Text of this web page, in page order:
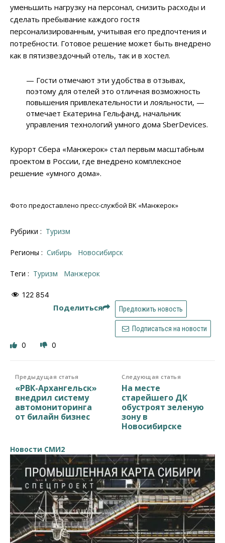
уменьшить нагрузку на персонал, снизить расходы и
сделать пребывание каждого гостя
персонализированным, учитывая его предпочтения и
потребности. Готовое решение может быть внедрено
как в пятизвездочный отель, так и в хостел.
— Гости отмечают эти удобства в отзывах,
поэтому для отелей это отличная возможность
повышения привлекательности и лояльности, —
отмечает Екатерина Гельфанд, начальник
управления технологий умного дома SberDevices.
Курорт Сбера «Манжерок» стал первым масштабным
проектом в России, где внедрено комплексное
решение «умного дома».
Фото предоставлено пресс-службой ВК «Манжерок»
Рубрики : Туризм
Регионы : Сибирь Новосибирск
Теги : туризм Манжерок
122 854
Поделиться Предложить новость
Подписаться на новости
0 0
Предыдущая статья
«РВК-Архангельск»
внедрил систему
автомониторинга
от билайн бизнес
Следующая статья
На месте
старейшего ДК
обустроят зеленую
зону в
Новосибирске
Новости СМИ2